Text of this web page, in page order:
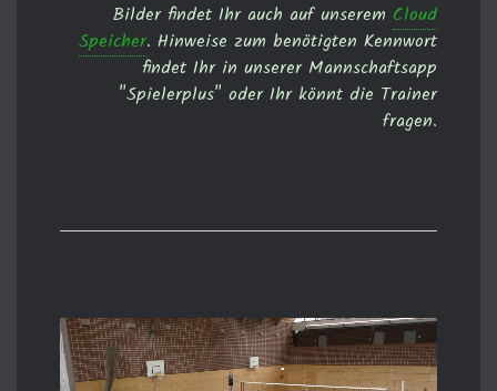
Bilder findet Ihr auch auf unserem Cloud
Speicher. Hinweise zum benötigten Kennwort
findet Ihr in unserer Mannschaftsapp
"Spielerplus" oder Ihr könnt die Trainer
fragen.